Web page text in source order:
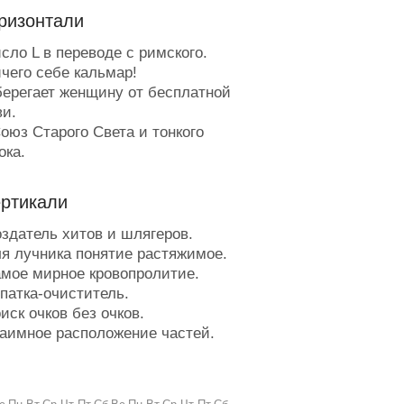
L в переводе с римского.
себе кальмар!
женщину от бесплатной
Старого Света и тонкого
он что-нибудь не утащил, то
прошёл впустую.
способный насытить.
особа.
процесс.
шаг на пути к омеге.
комара о налёте.
хитов и шлягеров.
лучника понятие растяжимое.
мирное кровопролитие.
очиститель.
очков без очков.
расположение частей.